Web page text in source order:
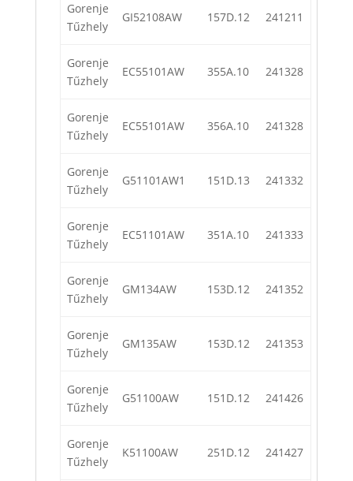
Gorenje
Tűzhely
GI52108AW 157D.12 241211
Gorenje
Tűzhely
EC55101AW 355A.10 241328
Gorenje
Tűzhely
EC55101AW 356A.10 241328
Gorenje
Tűzhely
G51101AW1 151D.13 241332
Gorenje
Tűzhely
EC51101AW 351A.10 241333
Gorenje
Tűzhely
GM134AW 153D.12 241352
Gorenje
Tűzhely
GM135AW 153D.12 241353
Gorenje
Tűzhely
G51100AW 151D.12 241426
Gorenje
Tűzhely
K51100AW 251D.12 241427